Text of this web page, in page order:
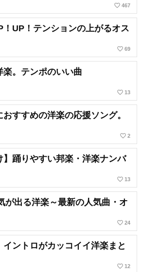
favorite_border 467
！UP！テンションの上がるオス
favorite_border 69
楽。テンポのいい曲
favorite_border 13
すすめの洋楽の応援ソング。
favorite_border 2
】踊りやすい邦楽・洋楽ナンバ
favorite_border 13
が出る洋楽～最新の人気曲・オ
favorite_border 24
イントロがカッコイイ洋楽まと
favorite_border 12